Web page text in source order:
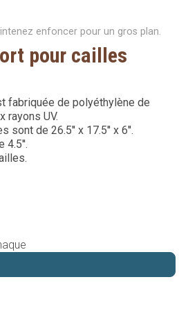
enfoncer pour un gros plan.
pour cailles
fabriquée de polyéthylène de
rayons UV.
sont de 26.5'' x 17.5'' x 6''.
4.5''.